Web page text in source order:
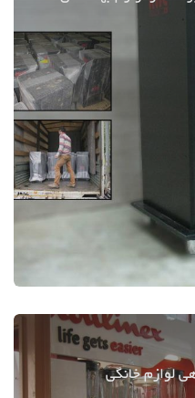
لوازم خانگی